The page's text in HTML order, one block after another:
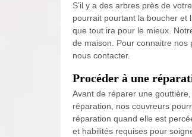
S’il y a des arbres près de
pourrait pourtant la boucher et
que tout ira pour le mieux.
de maison. Pour connaitre nos
nous contacter.
Procéder à une
Avant de réparer une
réparation, nos couvreurs
réparation quand elle est
et habilités requises pour